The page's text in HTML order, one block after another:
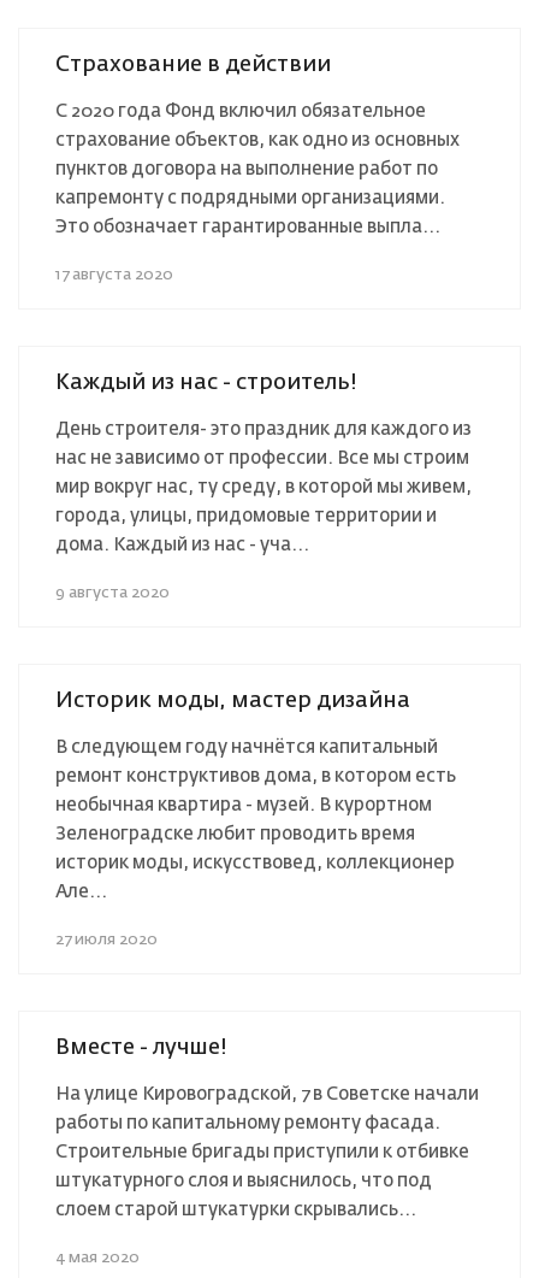
Страхование в действии⠀
С 2020 года Фонд включил обязательное
страхование объектов, как одно из основных
пунктов договора на выполнение работ по
капремонту с подрядными организациями. ⠀ ⠀
Это обозначает гарантированные выпла...
17 августа 2020
Каждый из нас - строитель!
День строителя- это праздник для каждого из
нас не зависимо от профессии. Все мы строим
мир вокруг нас, ту среду, в которой мы живем,
города, улицы, придомовые территории и
дома. Каждый из нас - уча...
9 августа 2020
Историк моды, мастер дизайна ⠀
В следующем году начнётся капитальный
ремонт конструктивов дома, в котором есть
необычная квартира - музей. В курортном
Зеленоградске любит проводить время
историк моды, искусствовед, коллекционер
Але...
27 июля 2020
Вместе - лучше!
На улице Кировоградской, 7 в Советске начали
работы по капитальному ремонту фасада.
Строительные бригады приступили к отбивке
штукатурного слоя и выяснилось, что под
слоем старой штукатурки скрывались...
4 мая 2020